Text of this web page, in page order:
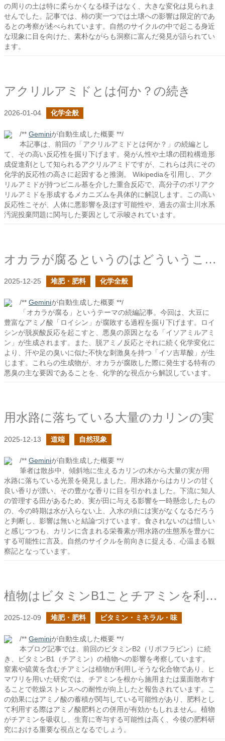
の周りの土は特に柔らかくなる様子はなく、大きな変化は見られま
せんでした。記事では、柿の実一つでは土壌への影響は限定的であ
るとの考察が述べられています。自然のサイクルの中で起こる身近
な現象に目を向けた、素朴ながらも洞察に富んだ発見が語られてい
ます。
アクリルアミドとは何か？の続き
2026-01-04 化学全般
/** Geminiが自動生成した概要 **/
本記事は、前回の「アクリルアミドとは何か？」の続編とし
て、その高い反応性を掘り下げます。発がん性や土壌の団粒構造形
成促進剤として知られるアクリルアミドですが、これらは共にその
化学的反応性の高さに起因すると推測。 Wikipediaを引用し、アク
リルアミドが持つビニル基を介した重合反応で、高分子のポリアク
リルアミドを形成するメカニズムを具体的に解説します。この高い
反応性こそが、人体に悪影響を及ぼす可能性や、過去の富士川水系
汚泥投棄問題に関与した要因として示唆されています。
オカラが腐るというのはどういうことか？の続き
2025-12-25 堆肥・肥料 化学全般
/** Geminiが自動生成した概要 **/
「オカラが腐る」というテーマの続編記事。今回は、大豆に
豊富なアミノ酸「ロイシン」が腐敗する過程を掘り下げます。ロイ
シンが脱炭酸反応を起こすと、悪臭の原因となる「イソアミルアミ
ン」が生成されます。また、脱アミノ反応とそれに続く化学変化に
より、汗や足の臭いに似た不快な刺激臭を持つ「イソ吉草酸」が生
じます。これらの生成物が、オカラが腐敗した際に発生する特有の
悪臭の主な要因であることを、化学的な視点から解説しています。
用水路に落ちている大量のカリンの実
2025-12-13 道端 自然現象
/** Geminiが自動生成した概要 **/
筆者は散歩中、傾斜地に生えるカリンの木から大量の実が用
水路に落ちている光景を発見しました。用水路からはカリンの甘く
良い香りが漂い、その豊かな香りに目を引かれました。下流に知人
の管理する田があるため、実が田に与える影響を一時懸念したもの
の、今の時期は水が入らない上、入水の頃には実がなくなるだろう
と判断し、影響は無いと結論づけています。食されないのは惜しい
と感じつつも、カリンに含まれる栄養素が用水路の生態系を豊かに
する可能性に言及。自然のサイクルを前向きに捉える、心温まる観
察記となっています。
植物はビタミンB1ことチアミンを利用するか？
2025-12-09 堆肥・肥料 ビタミン・ミネラル・味
/** Geminiが自動生成した概要 **/
本ブログ記事では、前回のビタミンB2（リボフラビン）に続
き、ビタミンB1（チアミン）の植物への影響を考察しています。
窒素や硫黄を含むチアミンは植物が利用しそうな化合物であり、ヒ
マワリを用いた研究では、チアミンを根から施用または葉面散布す
ることで乾燥ストレスへの耐性が向上したと報告されています。こ
の効果にはアミノ酸の蓄積が関与している可能性があり、肥料とし
て利用する際はアミノ酸肥料との併用が有効かもしれません。植物
がチアミンを吸収し、生育に寄与する可能性は高く、今後の肥料研
究における重要な視点となるでしょう。